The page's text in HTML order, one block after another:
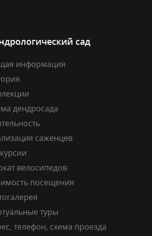
сад
информация
дендросада
саженцев
велосипедов
посещения
туры
телефон, схема проезда